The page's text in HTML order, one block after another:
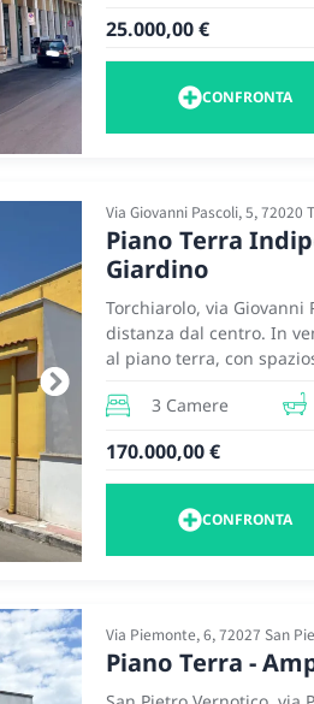
25.000,00 €
CONFRONTA
Via Giovanni Pascoli, 5, 72020
Piano Terra
Giardino
Torchiarolo, via Giovanni
distanza dal centro. In
al piano terra, con
disposti ed una
all’abitazione, è
giorno open space con
pertinenza, ideale per
composta da tre ampie
L’ampio prospetto e la
per famiglie e giovani
3 Camere
170.000,00 €
CONFRONTA
Via Piemonte, 6, 72027 San
Piano Terra -